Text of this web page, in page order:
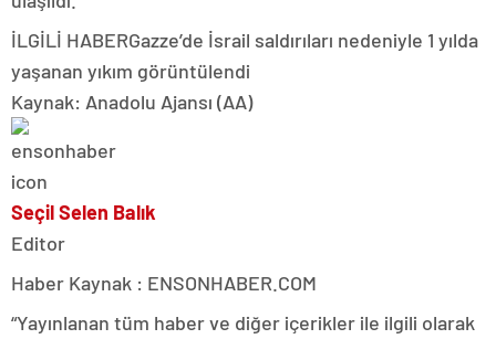
İLGİLİ HABERGazze’de İsrail saldırıları nedeniyle 1 yılda
yaşanan yıkım görüntülendi
Kaynak: Anadolu Ajansı (AA)
Seçil Selen Balık
Editor
Haber Kaynak : ENSONHABER.COM
“Yayınlanan tüm haber ve diğer içerikler ile ilgili olarak